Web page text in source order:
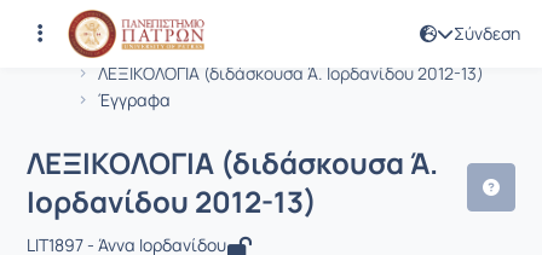
Σύνδεση
Αρχική Σελίδα
ΛΕΞΙΚΟΛΟΓΙΑ (διδάσκουσα Ά. Ιορδανίδου 2012-13)
Έγγραφα
Μάθημα : ΛΕΞΙΚΟΛΟΓΙΑ (διδάσκουσα
Κωδικός : LIT1897
ΛΕΞΙΚΟΛΟΓΙΑ (διδάσκουσα Ά.
Ιορδανίδου 2012-13)
LIT1897 - Άννα Ιορδανίδου